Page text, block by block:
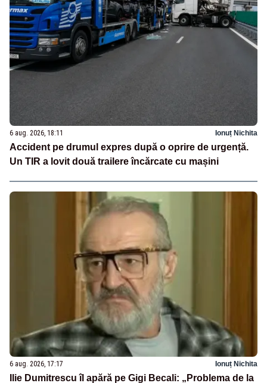
6 aug. 2026, 18:11 Ionuț Nichita
Accident pe drumul expres după o oprire de urgență.
Un TIR a lovit două trailere încărcate cu mașini
6 aug. 2026, 17:17 Ionuț Nichita
Ilie Dumitrescu îl apără pe Gigi Becali: „Problema de la